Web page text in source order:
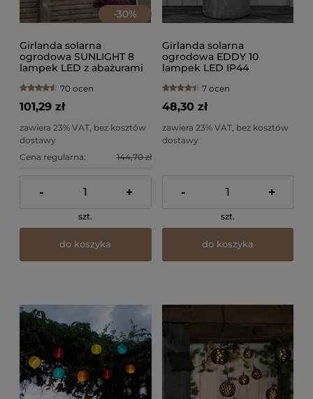
-30%
Girlanda solarna
ogrodowa SUNLIGHT 8
lampek LED z abażurami
70 ocen
101,29 zł
zawiera 23% VAT, bez kosztów
dostawy
Cena regularna:
144,70 zł
- +
szt.
do koszyka
Girlanda solarna
ogrodowa EDDY 10
lampek LED IP44
7 ocen
48,30 zł
zawiera 23% VAT, bez kosztów
dostawy
- +
szt.
do koszyka